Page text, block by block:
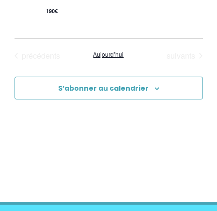
190€
Aujourd’hui
S’abonner au calendrier